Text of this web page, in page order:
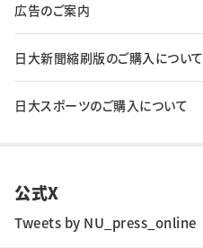
広告のご案内
日大新聞縮刷版のご購入について
日大スポーツのご購入について
公式X
Tweets by NU_press_online